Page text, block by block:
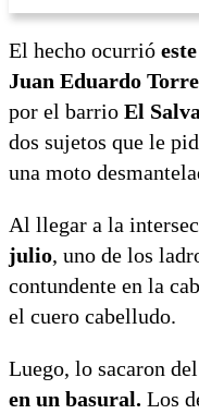
El hecho ocurrió
Juan Eduardo
por el barrio El
dos sujetos que le
una moto
Al llegar a la
julio, uno de los
contundente en la
el cuero cabelludo.
Luego, lo sacaron
en un basural. Los